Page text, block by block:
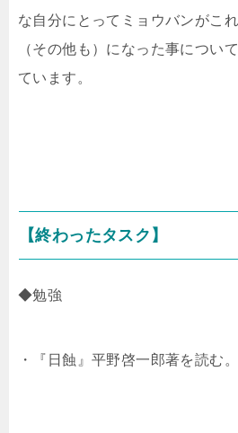
な自分にとってミョウバンがこ
（その他も）になった事につい
ています。
【終わったタスク】
◆勉強
・『日蝕』平野啓一郎著を読む。